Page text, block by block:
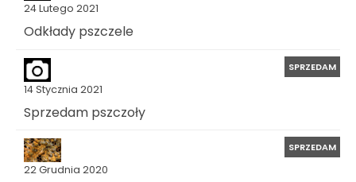
24 Lutego 2021
Odkłady pszczele
14 Stycznia 2021
SPRZEDAM
Sprzedam pszczoły
22 Grudnia 2020
SPRZEDAM